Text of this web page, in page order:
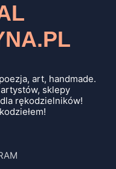
art, handmade.
artystów, sklepy
rękodzielników!